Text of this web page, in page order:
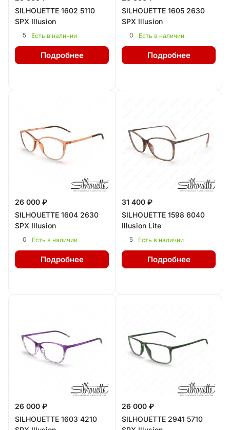
SILHOUETTE 1602 5110
SPX Illusion
5 Есть в наличии
Подробнее
SILHOUETTE 1605 2630
SPX Illusion
0 Есть в наличии
Подробнее
26 000 ₽
SILHOUETTE 1604 2630
SPX Illusion
0 Есть в наличии
Подробнее
31 400 ₽
SILHOUETTE 1598 6040
Illusion Lite
5 Есть в наличии
Подробнее
26 000 ₽
SILHOUETTE 1603 4210
26 000 ₽
SILHOUETTE 2941 5710